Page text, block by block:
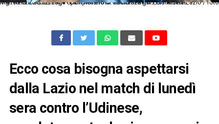
Mg Firenze 26/02/2024 - campionato di calcio serie A / Fiorentina-Lazio / foto Matteo Gribaudi/Image Sport nella foto: esultanza gol Luis Alberto
Ecco cosa bisogna aspettarsi
dalla Lazio nel match di lunedì
sera contro l’Udinese,